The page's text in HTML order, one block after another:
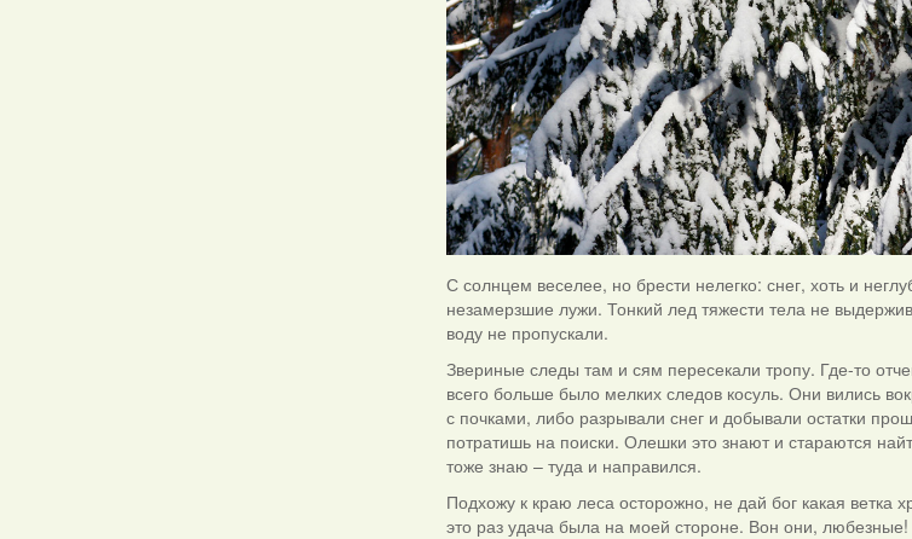
С солнцем веселее, но брести нелегко: снег, хоть и
незамерзшие лужи. Тонкий лед тяжести тела не
воду не пропускали.
Звериные следы там и сям пересекали тропу. Где-то
всего больше было мелких следов косуль. Они вились
с почками, либо разрывали снег и добывали остатки
потратишь на поиски. Олешки это знают и стараются
тоже знаю – туда и направился.
Подхожу к краю леса осторожно, не дай бог какая ветка
это раз удача была на моей стороне. Вон они,